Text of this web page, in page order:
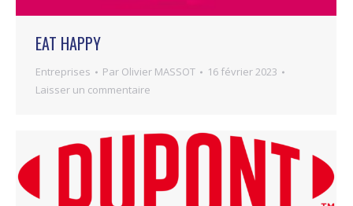
EAT HAPPY
Entreprises Par Olivier MASSOT
16 février 2023
Laisser un commentaire